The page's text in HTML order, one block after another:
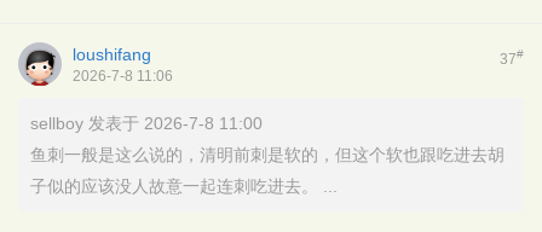
37#
loushifang
2026-7-8 11:06
sellboy 发表于 2026-7-8 11:00
鱼刺一般是这么说的，清明前刺是软的，但这个软也跟吃进去胡
子似的应该没人故意一起连刺吃进去。 ...